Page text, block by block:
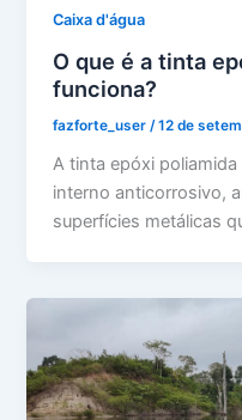
Caixa d'água
O que é a tinta
funciona?
fazforte_user /12 de
A tinta epóxi
interno anticorrosivo,
superfícies metálicas